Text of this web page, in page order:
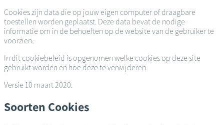
Cookies zijn data die op jouw eigen computer of draagbare
toestellen worden geplaatst. Deze data bevat de nodige
informatie om in de behoeften op de website van de gebruiker te
voorzien.
In dit cookiebeleid is opgenomen welke cookies op deze site
gebruikt worden en hoe deze te verwijderen.
Versie 10 maart 2020.
Soorten Cookies